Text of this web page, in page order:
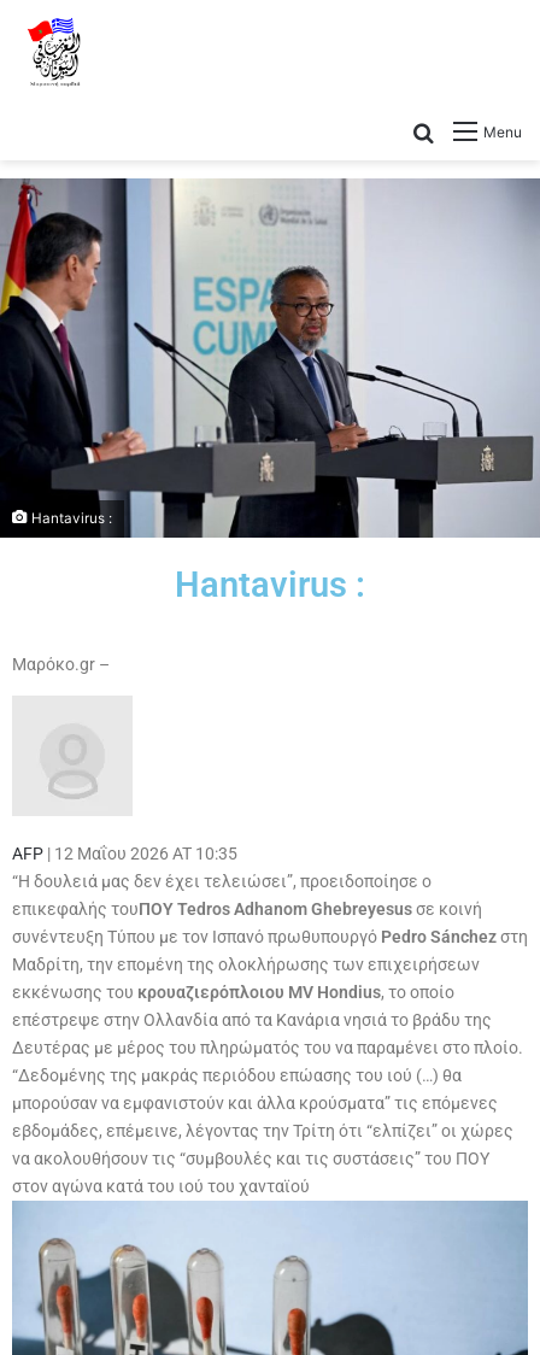
Menu
Hantavirus :
Hantavirus :
Μαρόκο.gr –
AFP | 12 Μαΐου 2026 AT 10:35
“Η δουλειά μας δεν έχει τελειώσει”, προειδοποίησε ο
επικεφαλής τουΠΟΥTedros Adhanom Ghebreyesusσε κοινή
συνέντευξη Τύπου με τον Ισπανό πρωθυπουργό Pedro Sánchezστη
Μαδρίτη, την επομένη της ολοκλήρωσης των επιχειρήσεων
εκκένωσης του κρουαζιερόπλοιου MV Hondius, το οποίο
επέστρεψε στην Ολλανδία από τα Κανάρια νησιά το βράδυ της
Δευτέρας με μέρος του πληρώματός του να παραμένει στο πλοίο.
“Δεδομένης της μακράς περιόδου επώασης του ιού (…) θα
μπορούσαν να εμφανιστούν και άλλα κρούσματα” τις επόμενες
εβδομάδες, επέμεινε, λέγοντας την Τρίτη ότι “ελπίζει” οι χώρες
να ακολουθήσουν τις “συμβουλές και τις συστάσεις” του ΠΟΥ
στον αγώνα κατά του ιού του χανταϊού